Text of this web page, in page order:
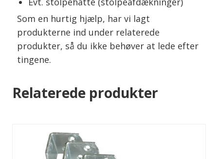
Som en hurtig hjælp, har vi lagt
produkterne ind under relaterede
produkter, så du ikke behøver at lede efter
tingene.
Relaterede produkter